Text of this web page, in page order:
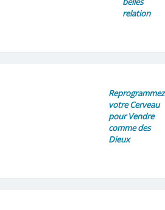
relation
Reprogrammez
votre Cerveau
pour Vendre
comme des
Dieux